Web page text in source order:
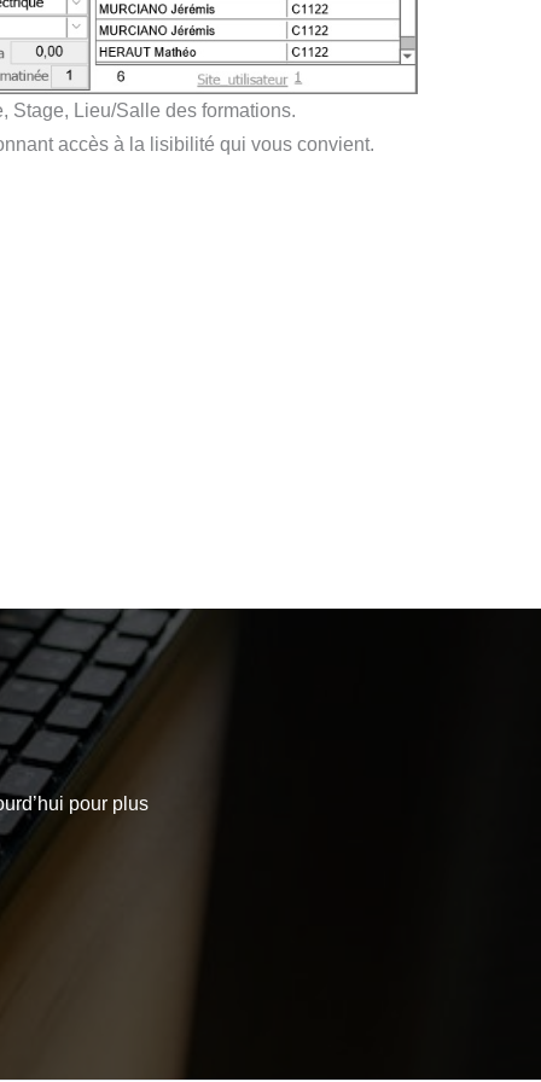
Stage, Lieu/Salle des formations.
accès à la lisibilité qui vous convient.
pour plus